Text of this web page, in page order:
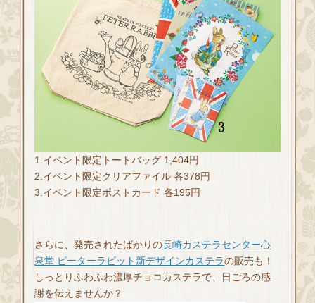
1.イベント限定トートバッグ 1,404円
2.イベント限定クリアファイル 各378円
3.イベント限定ポストカード 各195円
さらに、発売されたばかりの長崎カステラセンター心
泉堂 ピーターラビット新デザインカステラの販売も！
しっとりふわふわ濃厚チョコカステラで、日ごろの感
謝を伝えませんか？